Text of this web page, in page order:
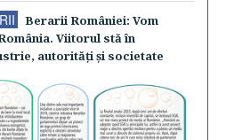
Berarii României: Vom
Viitorul stă în
autorităţi şi societate